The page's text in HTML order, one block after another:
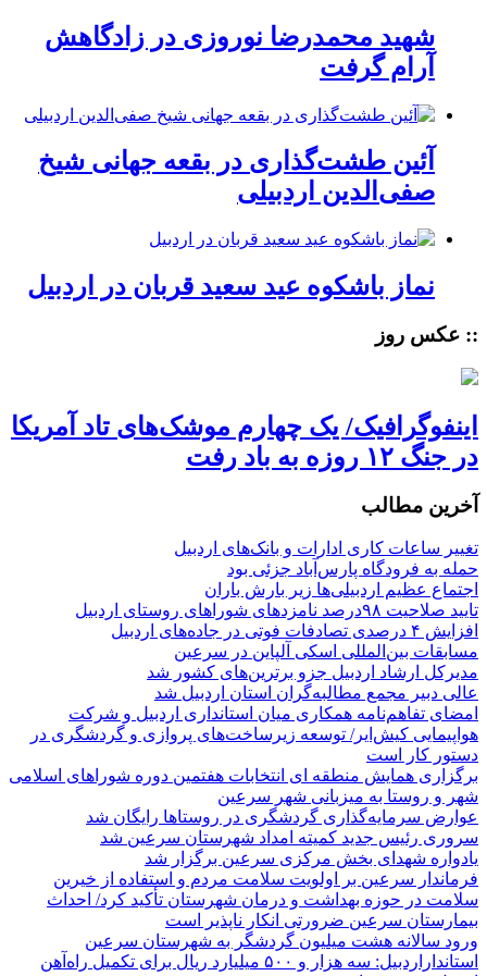
شهید محمدرضا نوروزی در زادگاهش
آرام گرفت
آئین طشت‌گذاری در بقعه جهانی شیخ
صفی‌الدین اردبیلی
نماز باشکوه عید سعید قربان در اردبیل
:: عکس روز
اینفوگرافیک/ یک چهارم موشک‌های تاد آمریکا
در جنگ ۱۲ روزه به باد رفت
آخرین مطالب
تغییر ساعات کاری ادارات و بانک‌های اردبیل
حمله به فرودگاه پارس‌‌آباد جزئی بود
اجتماع عظیم اردبیلی‌ها زیر بارش باران
تایید صلاحیت ۹۸درصد نامزدهای شوراهای روستای اردبیل
افزایش ۴ درصدی تصادفات فوتی در جاده‌های اردبیل
مسابقات بین‌المللی اسکی آلپاین در سرعین
مدیرکل ارشاد اردبیل جزو برترین‌های کشور شد
عالی دبیر مجمع مطالبه‌گران استان اردبیل شد
امضای تفاهم‌نامه همکاری میان استانداری اردبیل و شرکت
هواپیمایی کیش‌ایر/ توسعه زیرساخت‌های پروازی و گردشگری در
دستور کار است
برگزاری همایش منطقه ای انتخابات هفتمین دوره شوراهای اسلامی
شهر و روستا به میزبانی شهر سرعین
عوارض سرمایه‌گذاری گردشگری در روستاها رایگان شد
سروری رئیس جدید کمیته امداد شهرستان سرعین شد
یادواره شهدای بخش مرکزی سرعین برگزار شد
فرماندار سرعین بر اولویت سلامت مردم و استفاده از خیرین
سلامت در حوزه بهداشت و درمان شهرستان تأکید کرد/ احداث
بیمارستان سرعین ضرورتی انکار ناپذیر است
ورود سالانه هشت میلیون گردشگر به شهرستان سرعین
استانداراردبیل: سه هزار و ۵۰۰ میلیارد ریال برای تکمیل راه‌آهن